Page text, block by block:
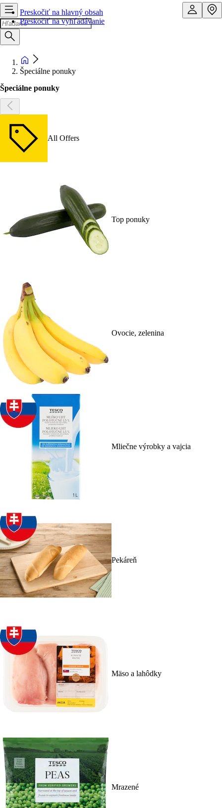
Preskočiť na hlavný obsah
Preskočiť na vyhľadávanie
Špeciálne ponuky
Špeciálne ponuky
All Offers
Top ponuky
Ovocie, zelenina
Mliečne výrobky a vajcia
Pekáreň
Mäso a lahôdky
Mrazené